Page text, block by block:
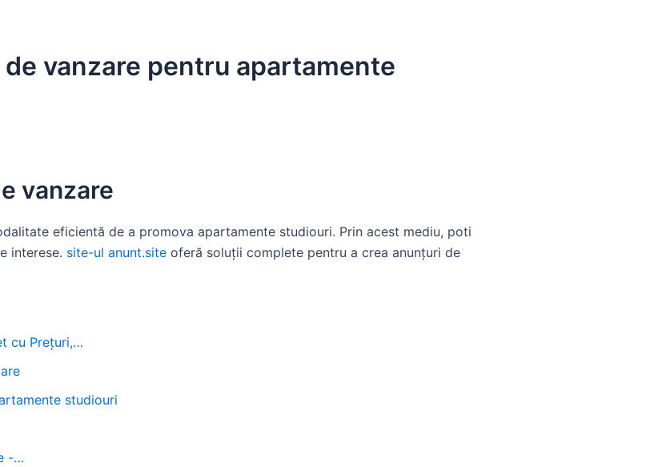
vanzare pentru apartamente
vanzare
eficientă de a promova apartamente studiouri. Prin acest mediu, poti
interese. site-ul anunt.site oferă soluții complete pentru a crea anunțuri de
cu Prețuri,…
studiouri
-…